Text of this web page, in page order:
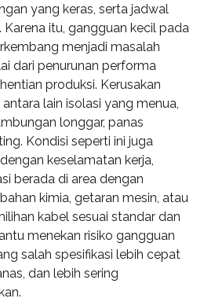
yang keras, serta jadwal
itu, gangguan kecil pada
menjadi masalah
dari penurunan performa
produksi. Kerusakan
lain isolasi yang menua,
longgar, panas
Kondisi seperti ini juga
keselamatan kerja,
berada di area dengan
kimia, getaran mesin, atau
kabel sesuai standar dan
menekan risiko gangguan
salah spesifikasi lebih cepat
dan lebih sering